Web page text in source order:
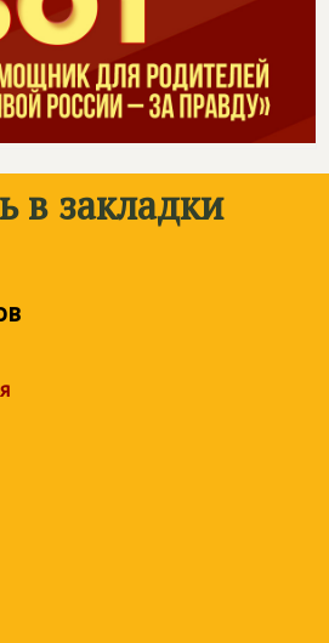
в закладки